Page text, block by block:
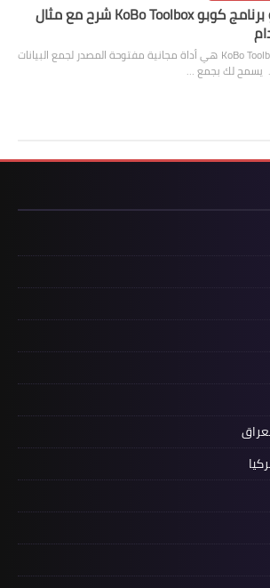
ما هو برنامج كوبو KoBo Toolbox شرح مع مثال
ما هو KoBo Toolbox ؟ KoBo Toolbox هي أداة مجانية مفتوحة المصدر لجمع البيانات
يسمح لك بجمع …